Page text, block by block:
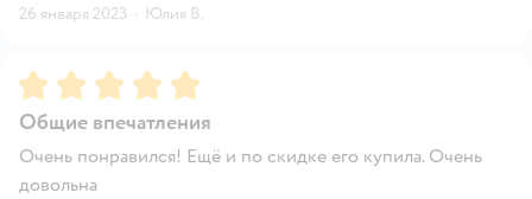
26 января 2023 · Юлия В.
Рейтинг:5
Общие впечатления
Очень понравился! Ещё и по скидке его купила. Очень
довольна